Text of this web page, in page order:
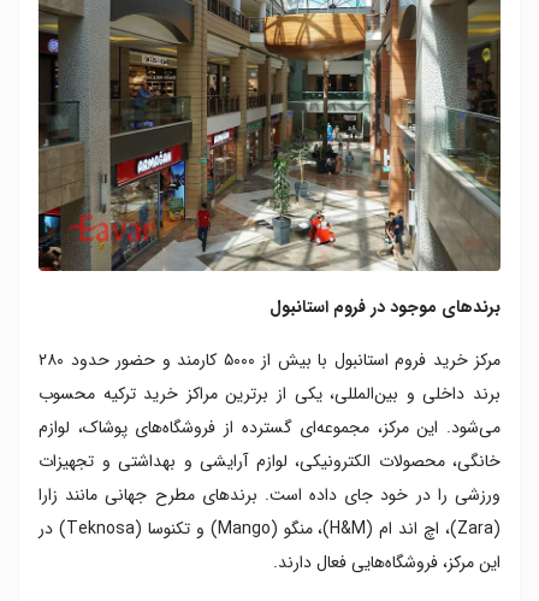
برندهای موجود در فروم استانبول
مرکز خرید فروم استانبول با بیش از ۵۰۰۰ کارمند و حضور حدود ۲۸۰
برند داخلی و بین‌المللی، یکی از برترین مراکز خرید ترکیه محسوب
می‌شود. این مرکز، مجموعه‌ای گسترده از فروشگاه‌های پوشاک، لوازم
خانگی، محصولات الکترونیکی، لوازم آرایشی و بهداشتی و تجهیزات
ورزشی را در خود جای داده است. برندهای مطرح جهانی مانند زارا
(Zara)، اچ اند ام (H&M)، منگو (Mango) و تکنوسا (Teknosa) در
این مرکز، فروشگاه‌هایی فعال دارند.